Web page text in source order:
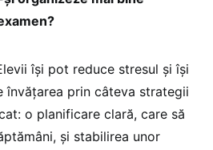
își pot reduce stresul și își
învățarea prin câteva strategii
o planificare clară, care să
și stabilirea unor